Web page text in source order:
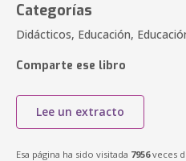
Categorías
Didácticos, Educación,
Comparte ese libro
Lee un extracto
Esa página ha sido visitada 7956veces